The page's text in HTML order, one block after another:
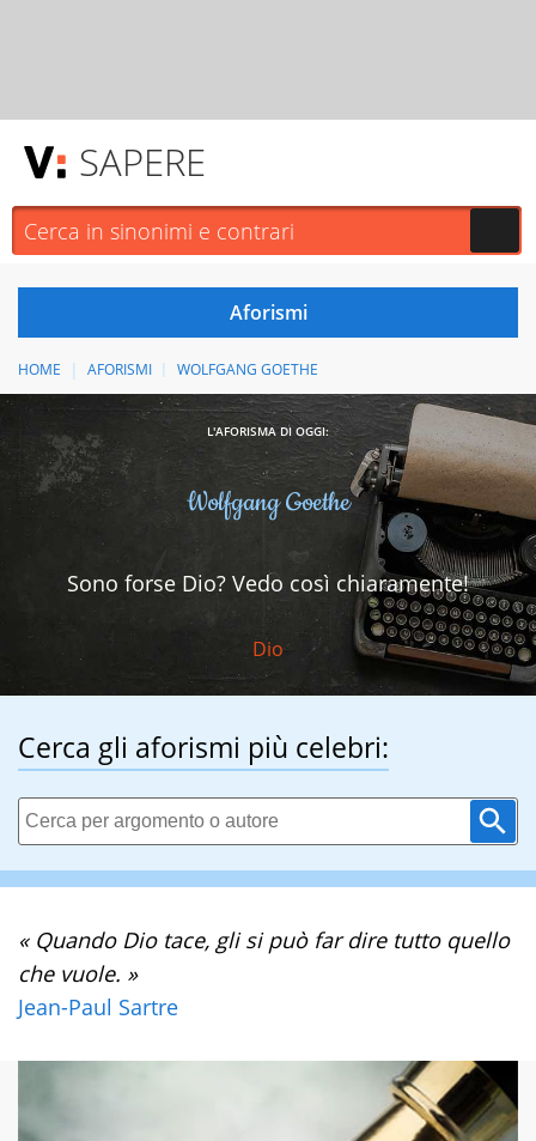
SAPERE
HOME AFORISMI WOLFGANG GOETHE
L'AFORISMA DI OGGI:
Wolfgang Goethe
Sono forse Dio? Vedo così chiaramente!
Dio
Cerca gli aforismi più celebri:
« Quando Dio tace, gli si può far dire tutto quello
che vuole. »
Jean-Paul Sartre